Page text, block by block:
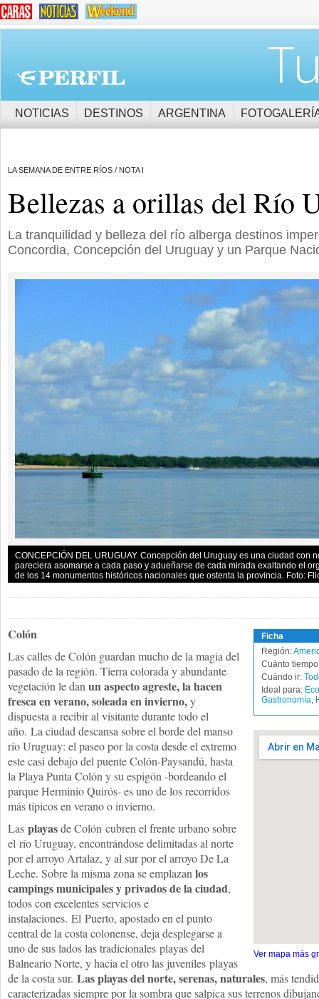
NOTICIAS DESTINOS ARGENTINA
LA SEMANA DE ENTRE RÍOS / NOTA I
Bellezas a orillas del Río
La tranquilidad y belleza del río alberga destinos
Concordia, Concepción del Uruguay y un Parque
CONCEPCIÓN DEL URUGUAY. Concepción del Uruguay es una ciudad con
pareciera asomarse a cada paso y adueñarse de cada mirada exaltando el
de los 14 monumentos históricos nacionales que ostenta la provincia. Foto:
Ficha
Región:
Cuánto
Cuándo ir:
Ideal para:
Gastronomía,
Ver mapa más
Colón
Las calles de Colón guardan mucho de la magia del
pasado de la región. Tierra colorada y abundante
vegetación le dan un aspecto agreste, la hacen
fresca en verano, soleada en invierno,y
dispuesta a recibir al visitante durante todo el
año. La ciudad descansa sobre el borde del manso
río Uruguay: el paseo por la costa desde el extremo
este casi debajo del puente Colón-Paysandú, hasta
la Playa Punta Colón y su espigón -bordeando el
parque Herminio Quirós- es uno de los recorridos
más típicos en verano o invierno.
Las playasde Colón cubren el frente urbano sobre
el río Uruguay, encontrándose delimitadas al norte
por el arroyo Artalaz, y al sur por el arroyo De La
Leche. Sobre la misma zona se emplazan los
campings municipales y privados de la ciudad,
todos con excelentes servicios e
instalaciones. El Puerto, apostado en el punto
central de la costa colonense, deja desplegarse a
uno de sus lados las tradicionales playas del
Balneario Norte, y hacia el otro las juveniles playas
de la costa sur. Las playas del norte, serenas, naturales, más
caracterizadas siempre por la sombra que salpica sus terrenos